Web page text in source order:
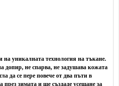
на уникалната технология на тъкане.
допир, не спарва, не задушава кожата
да се пере повече от два пъти в
зимата и ще създаде усещане за